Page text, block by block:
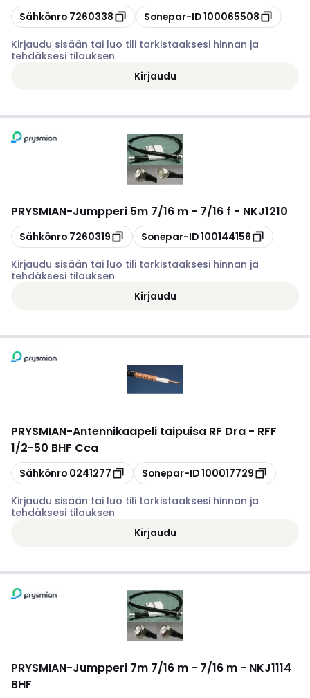
Kopioi
Sähkönro 7260338 Kopioi
Sonepar-ID100065508
Kirjaudu sisään tai luo tili tarkistaaksesi hinnan ja
tehdäksesi tilauksen
Kirjaudu
PRYSMIAN-Jumpperi 5m 7/16 m - 7/16 f - NKJ1210
Kopioi
Sähkönro 7260319 Kopioi
Sonepar-ID100144156
Kirjaudu sisään tai luo tili tarkistaaksesi hinnan ja
tehdäksesi tilauksen
Kirjaudu
PRYSMIAN-Antennikaapeli taipuisa RF Dra - RFF
1/2-50 BHF Cca
Kopioi
Sähkönro 0241277 Kopioi
Sonepar-ID100017729
Kirjaudu sisään tai luo tili tarkistaaksesi hinnan ja
tehdäksesi tilauksen
Kirjaudu
PRYSMIAN-Jumpperi 7m 7/16 m - 7/16 m - NKJ1114
BHF